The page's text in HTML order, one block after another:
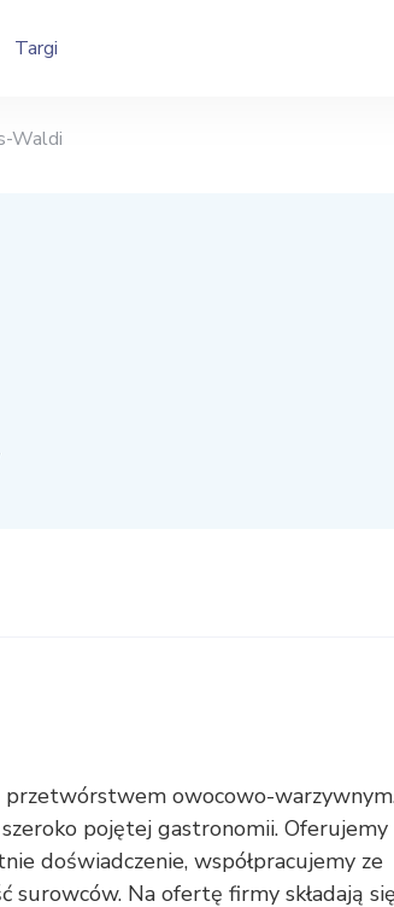
Targi
Waldi
owocowo-
pojętej gastronomii. Oferujemy
doświadczenie, współpracujemy ze
Na ofertę firmy składają